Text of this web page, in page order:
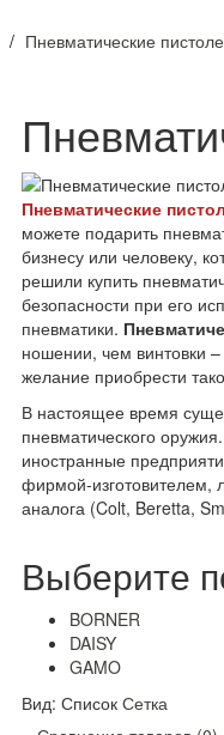
Пневматические
Пневматические
можете подарить
бизнесу или человеку,
решили купить
безопасности при его
пневматики.
ношении, чем винтовки
желание приобрести
В настоящее время
пневматического
иностранные
фирмой-изготовителем,
аналога (Colt, Beretta,
Выберите
BORNER
DAISY
GAMO
Вид: Список Сетка